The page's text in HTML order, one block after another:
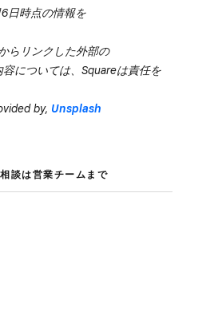
日時点の​情報を​
ら​リンクした​外部の​
に​ついては、​Squareは​責任を​
by, Unsplash
談は​営業チームまで